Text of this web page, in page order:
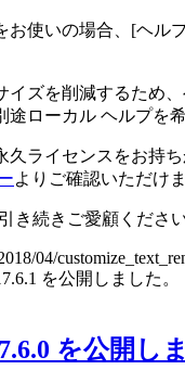
お使いの場合、[ヘル
イズを削減するため
途ローカル ヘルプを
久ライセンスをお持
よりご確認いただけ
き続きご愛顧くださ
04/
を公開しました。
を公開し